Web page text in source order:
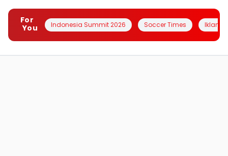
For
You
Indonesia Summit 2026 Soccer Times Iklanin